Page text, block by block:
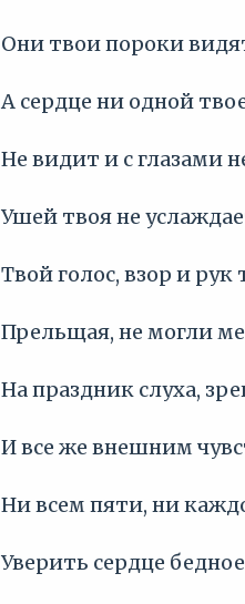
Они твои пороки
А сердце ни одной
Не видит и с глазами
Ушей твоя не
Твой голос, взор и рук
Прельщая, не могли
На праздник слуха,
И все же внешним
Ни всем пяти, ни
Уверить сердце